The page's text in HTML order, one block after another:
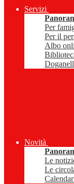
Servizi
Per
Per il
Albo
Novità
Le
Le